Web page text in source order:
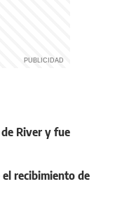
River y fue
recibimiento de